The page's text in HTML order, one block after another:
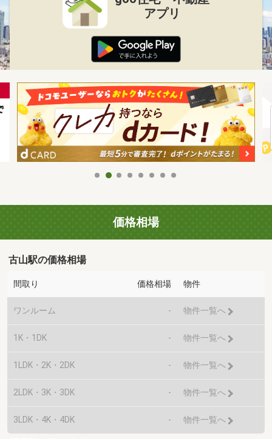
アプリ
価格相場
古山駅の価格相場
間取り 価格相場 物件
ワンルーム - 物件一覧へ
1K・1DK - 物件一覧へ
1LDK・2K・2DK - 物件一覧へ
2LDK・3K・3DK - 物件一覧へ
3LDK・4K・4DK - 物件一覧へ